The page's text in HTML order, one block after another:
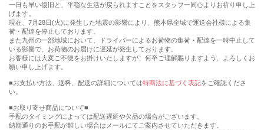
一日も早い復旧と、平穏な生活が戻られますことをスタッフ一同心よりお祈り申し上
げます。
現在、7月28日(火)に発生した地震の影響により、熊本県全域で運送会社様による集
荷・配達を停止しております。
また九州の一部地域において、ドライバーによるお荷物の集荷・配達を一時中止して
いる影響で、お荷物のお届けに遅延が発生しております。
お客様には大変ご不便をお掛けいたしますが、何卒ご理解賜りますよう、よろしくお
願い申し上げます。
■お支払い方法、送料、配送の詳細については特商法に基づく表記をご確認くださ
い。
■お取り寄せ商品について■
手配のタイミングによっては配送遅延や欠品の場合がございます。
納期通りのお手配が難しい場合はメールにてご案内させていただきます。